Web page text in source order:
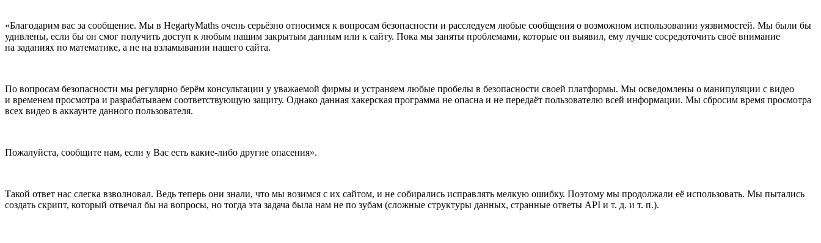
«Благодарим вас за сообщение. Мы в HegartyMaths очень серьёзно относимся к вопросам безопасности и расследуем любые сообщения о возможном использовании уязвимостей. Мы были бы
удивлены, если бы он смог получить доступ к любым нашим закрытым данным или к сайту. Пока мы заняты проблемами, которые он выявил, ему лучше сосредоточить своё внимание
на заданиях по математике, а не на взламывании нашего сайта.
По вопросам безопасности мы регулярно берём консультации у уважаемой фирмы и устраняем любые пробелы в безопасности своей платформы. Мы осведомлены о манипуляции с видео
и временем просмотра и разрабатываем соответствующую защиту. Однако данная хакерская программа не опасна и не передаёт пользователю всей информации. Мы сбросим время просмотра
всех видео в аккаунте данного пользователя.
Пожалуйста, сообщите нам, если у Вас есть какие-либо другие опасения».
Такой ответ нас слегка взволновал. Ведь теперь они знали, что мы возимся с их сайтом, и не собирались исправлять мелкую ошибку. Поэтому мы продолжали её использовать. Мы пытались
создать скрипт, который отвечал бы на вопросы, но тогда эта задача была нам не по зубам (сложные структуры данных, странные ответы API и т. д. и т. п.).